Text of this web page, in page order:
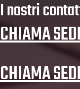
I nostri
CHIAMA
CHIAMA